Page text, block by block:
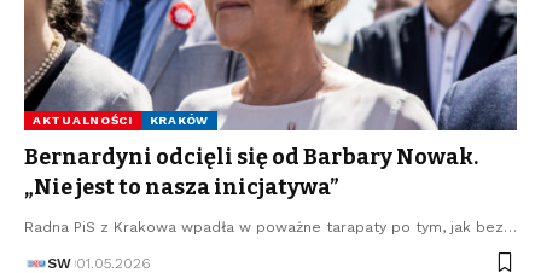
AKTUALNOŚCI KRAKÓW
Bernardyni odcięli się od Barbary Nowak.
„Nie jest to nasza inicjatywa”
Radna PiS z Krakowa wpadła w poważne tarapaty po tym, jak bez…
SW 01.05.2026